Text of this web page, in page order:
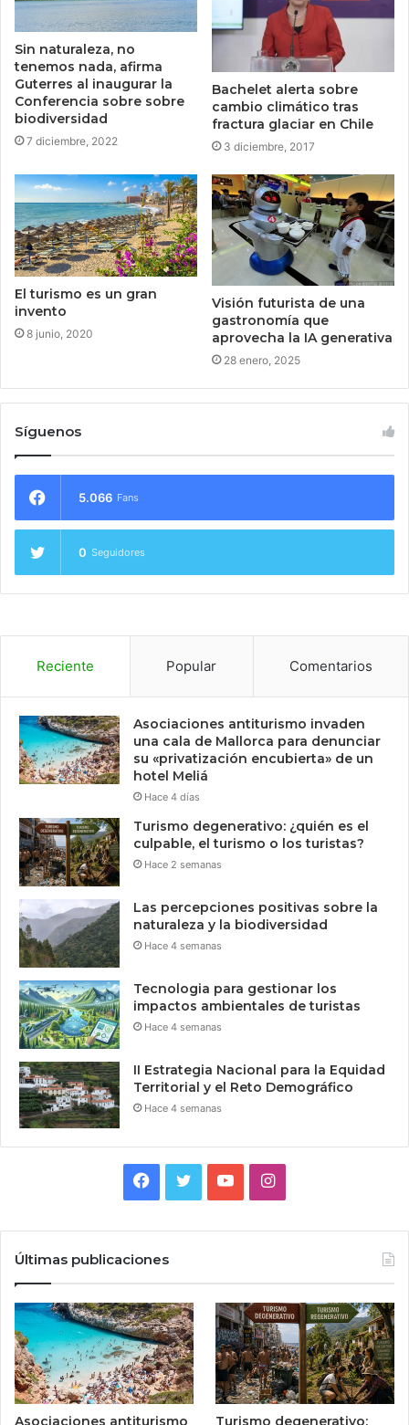
Sin naturaleza, no
tenemos nada, afirma
Guterres al inaugurar la
Conferencia sobre sobre
biodiversidad
7 diciembre, 2022
Bachelet alerta sobre
cambio climático tras
fractura glaciar en Chile
3 diciembre, 2017
El turismo es un gran
invento
8 junio, 2020
Visión futurista de una
gastronomía que
aprovecha la IA generativa
28 enero, 2025
Síguenos
5.066 Fans
0 Seguidores
Reciente Popular Comentarios
Asociaciones antiturismo invaden
una cala de Mallorca para denunciar
su «privatización encubierta» de un
hotel Meliá
Hace 4 días
Turismo degenerativo: ¿quién es el
culpable, el turismo o los turistas?
Hace 2 semanas
Las percepciones positivas sobre la
naturaleza y la biodiversidad
Hace 4 semanas
Tecnologia para gestionar los
impactos ambientales de turistas
Hace 4 semanas
II Estrategia Nacional para la Equidad
Territorial y el Reto Demográfico
Hace 4 semanas
Facebook
TwitterYouTubeInstagram
Últimas publicaciones
Asociaciones antiturismo Turismo degenerativo: